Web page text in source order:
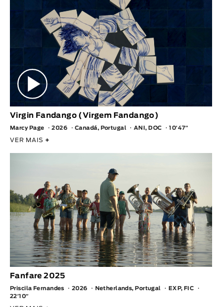
Virgin Fandango (Virgem Fandango)
Marcy Page 2026 Canadá, Portugal ANI, DOC 10′47″
VER MAIS +
Fanfare 2025
Priscila Fernandes 2026 Netherlands, Portugal
EXP, FIC
22′10″